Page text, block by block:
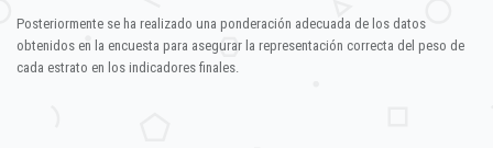
Posteriormente se ha realizado una ponderación adecuada de los datos
obtenidos en la encuesta para asegurar la representación correcta del peso de
cada estrato en los indicadores finales.